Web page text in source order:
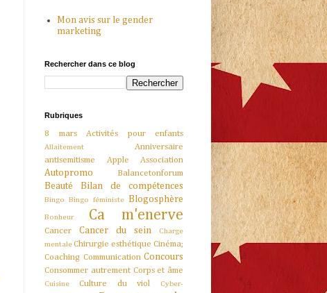
Mon avis sur le gender
marketing
Rechercher dans ce blog
Rubriques
8 mars Activités pour enfants
Allaitement
Anniversaire
antisemitisme
Apple Association
Autopromo Balancetonforum
Beauté Bilan de compétences
Bingo Bingo féministe Blogosphère
Bonheur Ca m'enerve
Cancer Cancer du sein
Charge
mentaleChirurgie esthétique Cinéma;
Coaching Communication Concours
Consommer autrement Corps et âme
Cuisine Culture du viol
Cyber-